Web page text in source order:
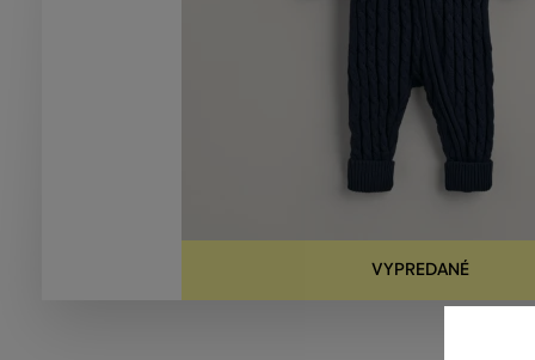
VYPREDANÉ